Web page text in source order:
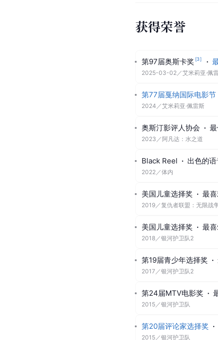
获得荣誉
第97届奥斯卡奖 [3] ·
2025-03-02／艾米莉亚·佩
第77届戛纳国际电影节
2024 ／艾米莉亚·佩雷斯
奥斯汀影评人协会 ·
2023 ／阿凡达：水之道
Black Reel · 出色的
2022／体内
美国儿童选择奖 · 最
2019／复仇者联盟：无限战
美国儿童选择奖 · 最
2018／银河护卫队2
第19届青少年选择奖 ·
2017 ／银河护卫队2
第24届MTV电影奖 ·
2015／银河护卫队
第20届评论家选择奖 ·
2015／银河护卫队